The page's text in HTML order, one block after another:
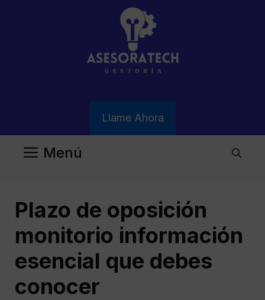
Llame Ahora
Menú
Plazo de oposición
monitorio información
esencial que debes
conocer